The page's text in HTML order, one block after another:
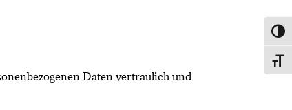
Daten vertraulich und